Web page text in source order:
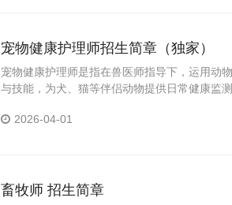
宠物健康护理师招生简章（独家）
宠物健康护理师是指在兽医师指导下，运用动
与技能，为犬、猫等伴侣动物提供日常健康监
2026-04-01
畜牧师 招生简章